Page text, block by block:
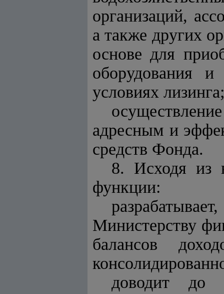
организаций,
а также других
основе для
оборудования
условиях лизинга;
адресным и
средств Фонда.
8. Исходя из
функции:
Министерству
балансов
доводит до